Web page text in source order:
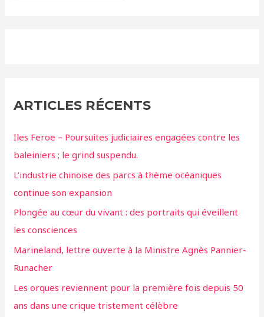
ARTICLES RÉCENTS
Iles Feroe – Poursuites judiciaires engagées contre les
baleiniers ; le grind suspendu.
L’industrie chinoise des parcs à thème océaniques
continue son expansion
Plongée au cœur du vivant : des portraits qui éveillent
les consciences
Marineland, lettre ouverte à la Ministre Agnès Pannier-
Runacher
Les orques reviennent pour la première fois depuis 50
ans dans une crique tristement célèbre